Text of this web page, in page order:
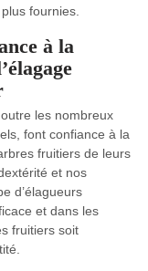
fournies.
à la
les nombreux
font confiance à la
fruitiers de leurs
et nos
d’élagueurs
et dans les
fruitiers soit